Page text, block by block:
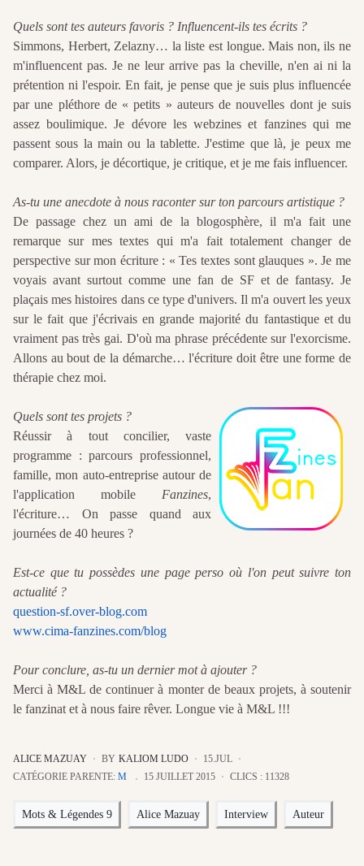
Quels sont tes auteurs favoris ? Influencent-ils tes écrits ?
Simmons, Herbert, Zelazny… la liste est longue. Mais non, ils ne
m'influencent pas. Je ne leur arrive pas la cheville, n'en ai ni la
prétention ni l'espoir. En fait, je pense que je suis plus influencée
par une pléthore de « petits » auteurs de nouvelles dont je suis
assez boulimique. Je dévore les webzines et fanzines qui me
passent sous la main ou la tablette. J'estime que là, je peux me
comparer. Alors, je décortique, je critique, et je me fais in­fluencer.
As-tu une anecdote à nous raconter sur ton parcours artistique ?
De passage chez un ami de la blogosphère, il m'a fait une
remarque sur mes textes qui m'a fait totalement changer de
perspective sur mon écriture : « Tes textes sont glauques ». Je me
voyais avant surtout comme une fan de SF et de fantasy. Je
plaçais mes histoires dans ce type d'univers. Il m'a ouvert les yeux
sur le fait que j'écrivais en grande majorité du fantastique et du
vraiment pas très gai. D'où ma phrase précédente sur l'exorcisme.
Allons au bout de la démarche… l'écriture doit être une forme de
thérapie chez moi.
Quels sont tes projets ?
Réussir à tout concilier, vaste
programme : parcours professionnel,
famille, mon auto-entreprise autour de
l'application mobile Fanzines,
l'écriture… On passe quand aux
journées de 40 heures ?
Est-ce que tu possèdes une page perso où l'on peut suivre ton
actualité ?
question-sf.over-blog.com
www.cima-fanzines.com/blog
Pour conclure, as-tu un dernier mot à ajouter ?
Merci à M&L de continuer à monter de beaux projets, à soutenir
le fanzinat et à nous faire rêver. Longue vie à M&L !!!
ALICE MAZUAY BY KALIOM LUDO
15.JUL
CATÉGORIE PARENTE: M 15 JUILLET 2015 CLICS : 11328
Mots & Légendes 9 Alice Mazuay Interview Auteur